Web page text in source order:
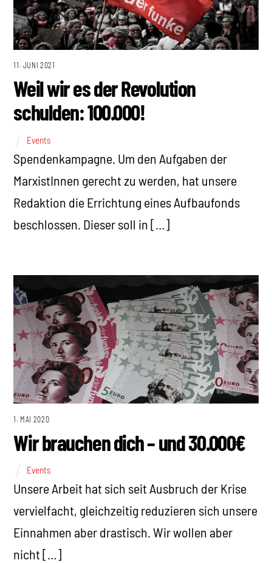
11. JUNI 2021
Weil wir es der Revolution
schulden: 100.000!
Events
Spendenkampagne. Um den Aufgaben der
MarxistInnen gerecht zu werden, hat unsere
Redaktion die Errichtung eines Aufbaufonds
beschlossen. Dieser soll in […]
1. MAI 2020
Wir brauchen dich – und 30.000€
Events
Unsere Arbeit hat sich seit Ausbruch der Krise
vervielfacht, gleichzeitig reduzieren sich unsere
Einnahmen aber drastisch. Wir wollen aber
nicht […]